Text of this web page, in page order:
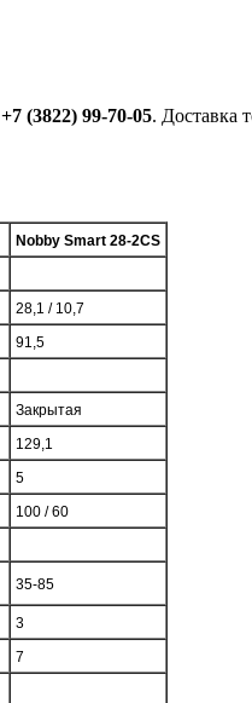
+7 (3822) 99-70-05. Доставка
Nobby Smart 28-2CS
28,1 / 10,7
91,5
Закрытая
129,1
5
100 / 60
35-85
3
7